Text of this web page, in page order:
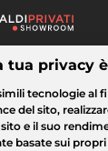
Casa Bellezza
tua privacy
tecnologie al
del sito,
e il suo
basate sui